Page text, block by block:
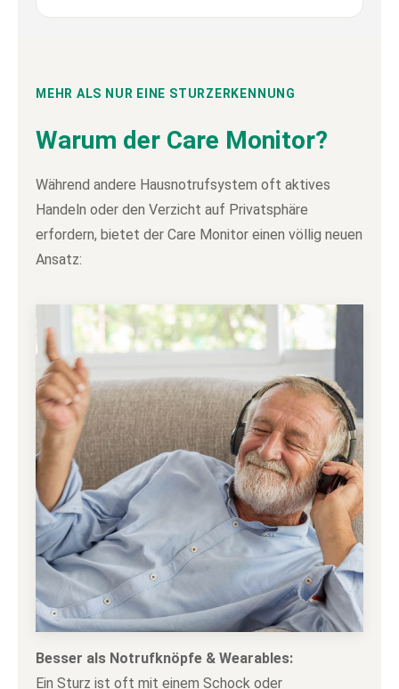
MEHR ALS NUR EINE STURZERKENNUNG
Warum der Care Monitor?
Während andere Hausnotrufsystem oft aktives
Handeln oder den Verzicht auf Privatsphäre
erfordern, bietet der Care Monitor einen völlig neuen
Ansatz:
Besser als Notrufknöpfe & Wearables:
Ein Sturz ist oft mit einem Schock oder